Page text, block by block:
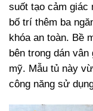
suốt tạo cảm giác
bố trí thêm ba
khóa an toàn. Bề
bên trong dán
mỹ. Mẫu tủ này
công năng sử